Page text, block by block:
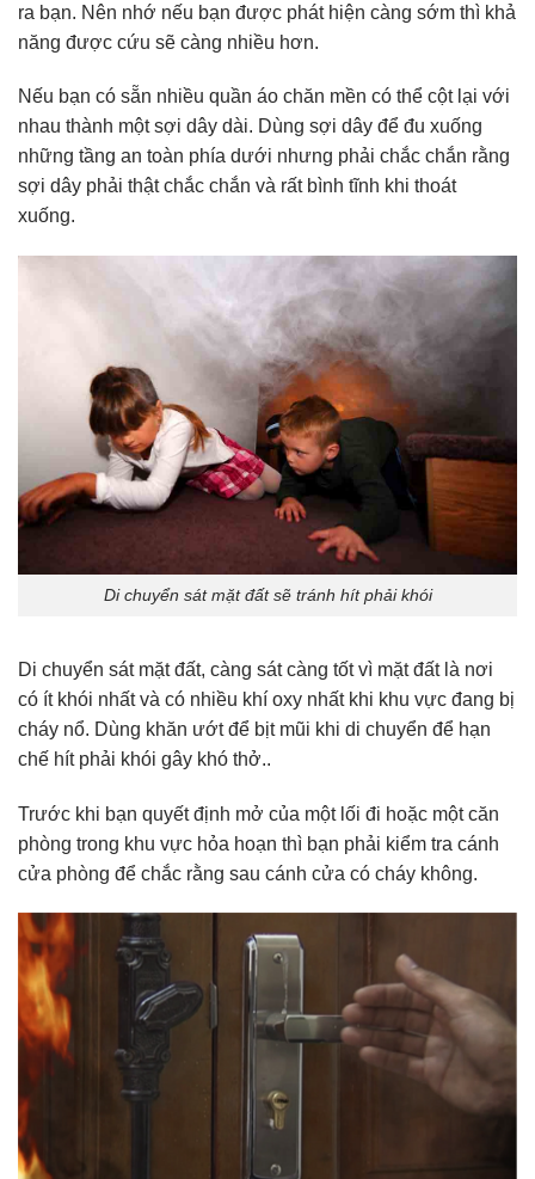
ra bạn. Nên nhớ nếu bạn được phát hiện càng sớm thì khả
năng được cứu sẽ càng nhiều hơn.
Nếu bạn có sẵn nhiều quần áo chăn mền có thể cột lại với
nhau thành một sợi dây dài. Dùng sợi dây để đu xuống
những tầng an toàn phía dưới nhưng phải chắc chắn rằng
sợi dây phải thật chắc chắn và rất bình tĩnh khi thoát
xuống.
Di chuyển sát mặt đất sẽ tránh hít phải khói
Di chuyển sát mặt đất, càng sát càng tốt vì mặt đất là nơi
có ít khói nhất và có nhiều khí oxy nhất khi khu vực đang bị
cháy nổ. Dùng khăn ướt để bịt mũi khi di chuyển để hạn
chế hít phải khói gây khó thở..
Trước khi bạn quyết định mở của một lối đi hoặc một căn
phòng trong khu vực hỏa hoạn thì bạn phải kiểm tra cánh
cửa phòng để chắc rằng sau cánh cửa có cháy không.